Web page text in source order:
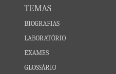
TEMAS
BIOGRAFIAS
LABORATÓRIO
EXAMES
GLOSSÁRIO